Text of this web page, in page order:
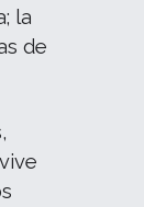
la
de